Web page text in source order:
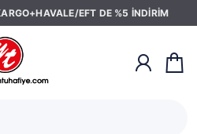
EFT DE %5 İNDİRİM